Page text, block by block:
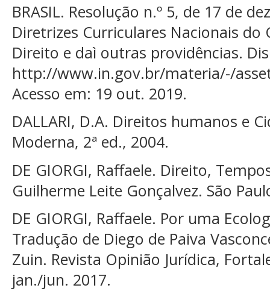
BRASIL. Resolução n.º 5, de 17 de
Diretrizes Curriculares Nacionais do
Direito e daì outras providências.
http://www.in.gov.br/materia/-/
Acesso em: 19 out. 2019.
DALLARI, D.A. Direitos humanos e
Moderna, 2ª ed., 2004.
DE GIORGI, Raffaele. Direito,
Guilherme Leite Gonçalvez. São
DE GIORGI, Raffaele. Por uma
Tradução de Diego de Paiva
Zuin. Revista Opinião Jurídica,
jan./jun. 2017.